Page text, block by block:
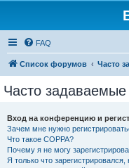
FAQ
Список форумов Часто
Часто
Вход на конференцию и
Зачем мне нужно
Что такое COPPA?
Почему я не могу
Я только что зарегистрировался,